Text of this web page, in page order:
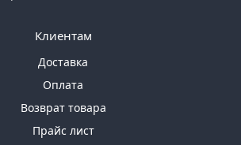
Клиентам
Доставка
Оплата
Возврат товара
Прайс лист